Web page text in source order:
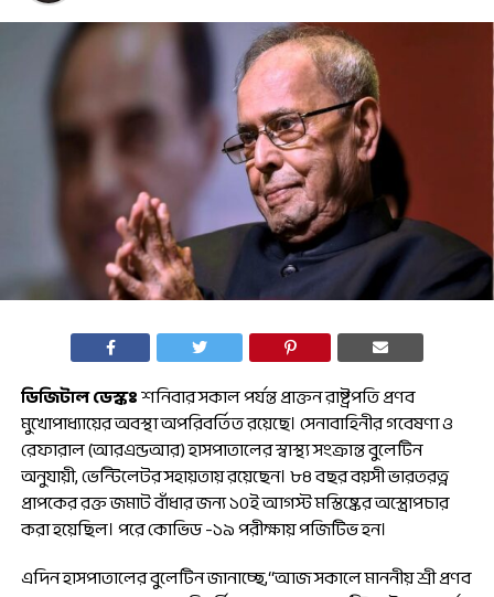
ডিজিটাল ডেস্কঃশনিবার সকাল পর্যন্ত প্রাক্তন রাষ্ট্রপতি প্রণব
মুখোপাধ্যায়ের অবস্থা অপরিবর্তিত রয়েছে। সেনাবাহিনীর গবেষণা ও
রেফারাল (আরএন্ডআর) হাসপাতালের স্বাস্থ্য সংক্রান্ত বুলেটিন
অনুযায়ী, ভেন্টিলেটর সহায়তায় রয়েছেন। ৮৪ বছর বয়সী ভারতরত্ন
প্রাপকের রক্ত ​​জমাট বাঁধার জন্য ১০ই আগস্ট মস্তিষ্কের অস্ত্রোপচার
করা হয়েছিল। পরে কোভিড -১৯ পরীক্ষায় পজিটিভ হন।
এদিন হাসপাতালের বুলেটিন জানাচ্ছে,“আজ সকালে মাননীয় শ্রী প্রণব